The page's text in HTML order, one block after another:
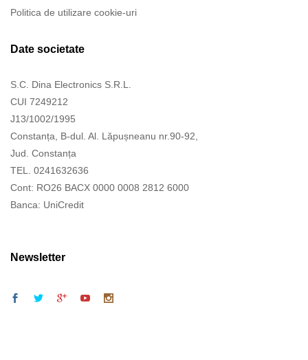
Politica de utilizare cookie-uri
Date societate
S.C. Dina Electronics S.R.L.
CUI 7249212
J13/1002/1995
Constanța, B-dul. Al. Lăpușneanu nr.90-92,
Jud. Constanța
TEL. 0241632636
Cont: RO26 BACX 0000 0008 2812 6000
Banca: UniCredit
Newsletter